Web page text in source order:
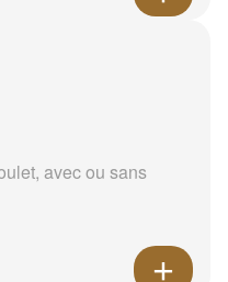
avec ou sans